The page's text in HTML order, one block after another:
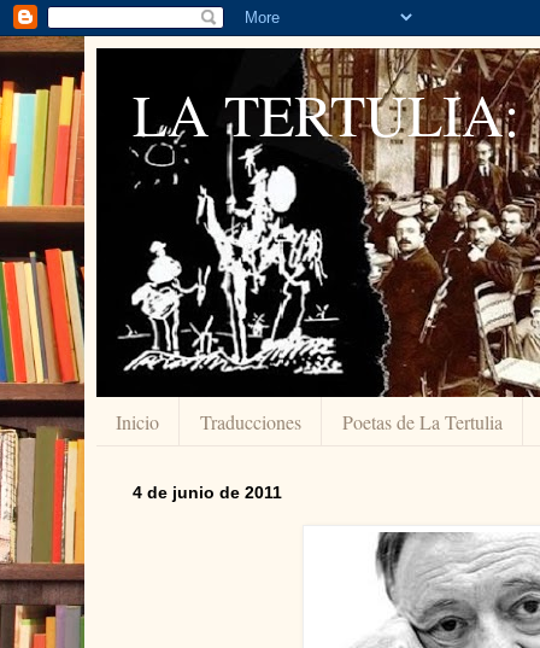
LA TERTULIA:
Inicio Traducciones Poetas de La Tertulia
4 de junio de 2011